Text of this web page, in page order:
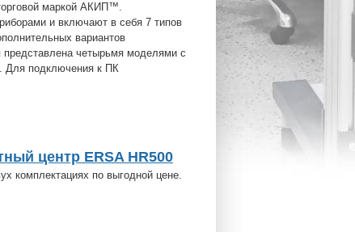
маркой АКИП™.
и включают в себя 7 типов
вариантов
представлена четырьмя моделями с
Для подключения к ПК
центр ERSA HR500
комплектациях по выгодной цене.